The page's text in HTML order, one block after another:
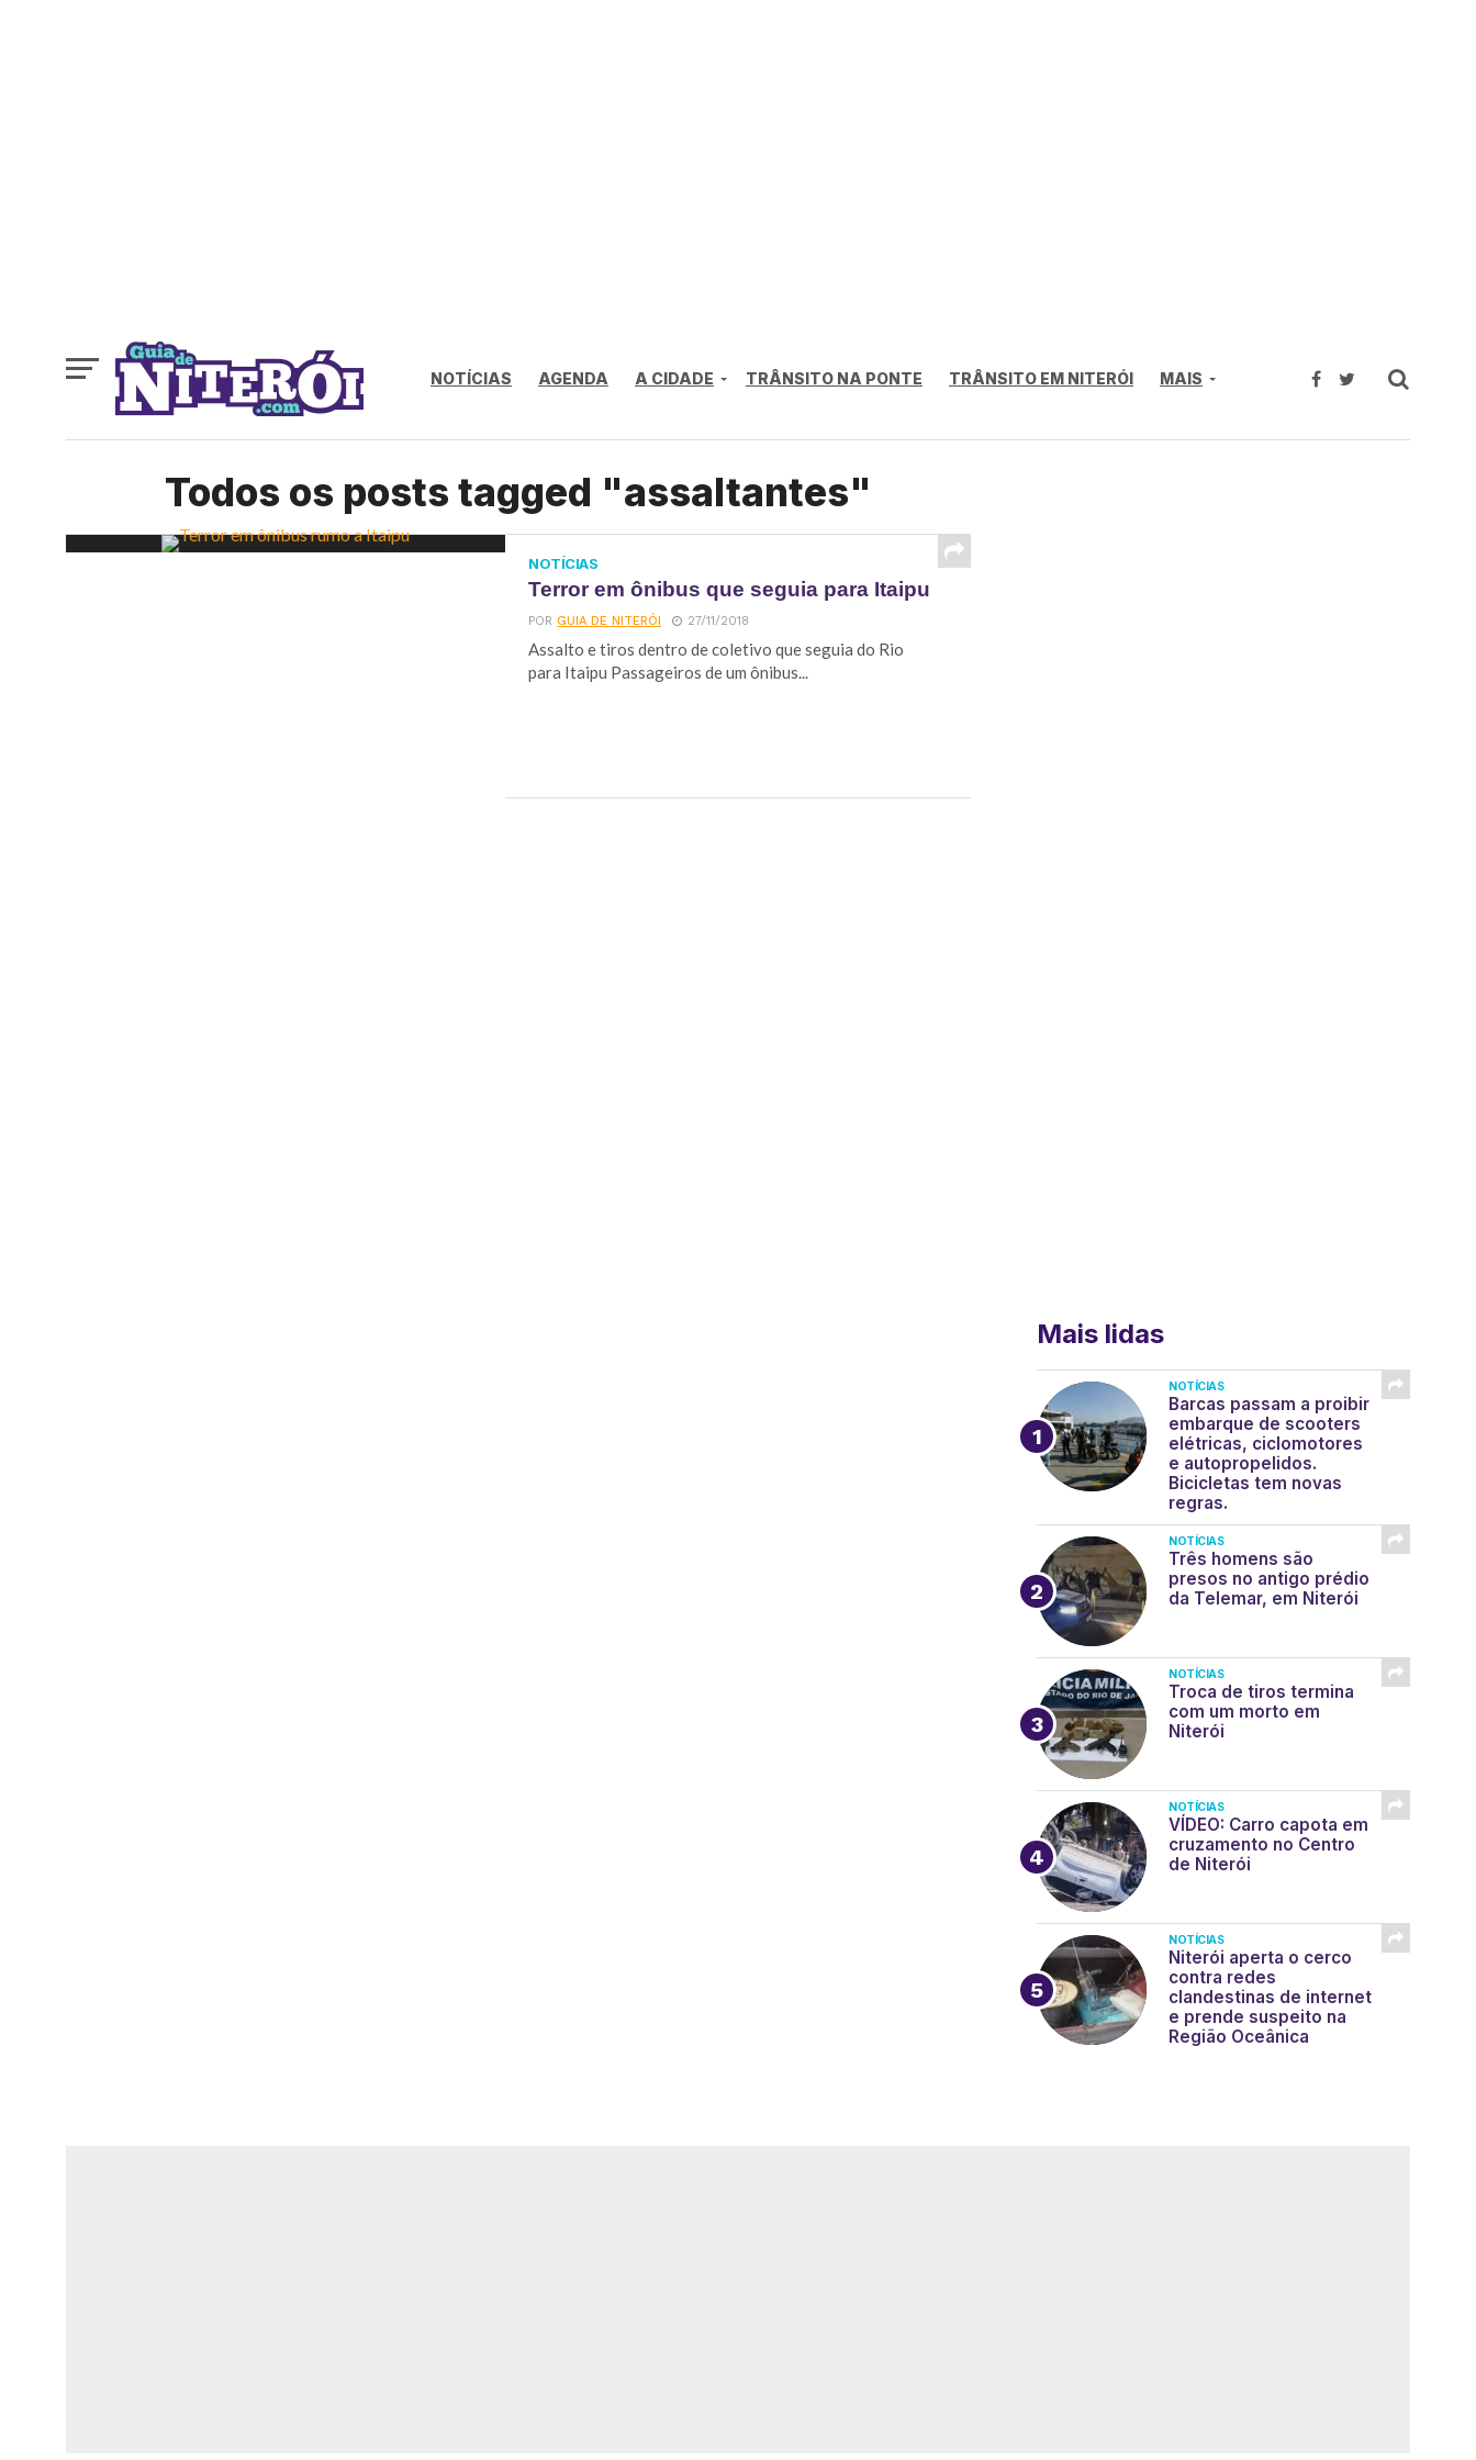
NOTÍCIAS AGENDA A CIDADE TRÂNSITO NA PONTE TRÂNSITO EM NITERÓI MAIS
Todos os posts tagged "assaltantes"
NOTÍCIAS
Terror em ônibus que seguia para Itaipu
PORGUIA DE NITERÓI 27/11/2018
Assalto e tiros dentro de coletivo que seguia do Rio
para Itaipu Passageiros de um ônibus...
Mais lidas
NOTÍCIAS
Barcas passam a proibir
embarque de scooters
elétricas, ciclomotores
e autopropelidos.
Bicicletas tem novas
regras.
NOTÍCIAS
Três homens são
presos no antigo prédio
da Telemar, em Niterói
NOTÍCIAS
Troca de tiros termina
com um morto em
Niterói
NOTÍCIAS
VÍDEO: Carro capota em
cruzamento no Centro
de Niterói
NOTÍCIAS
Niterói aperta o cerco
contra redes
clandestinas de internet
e prende suspeito na
Região Oceânica